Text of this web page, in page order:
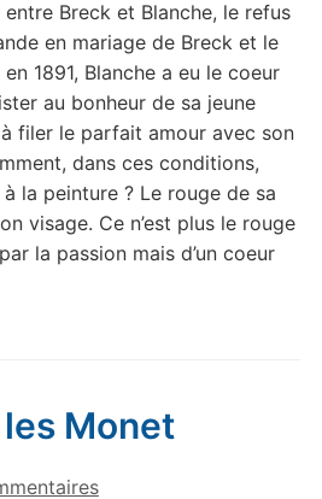
Breck et Blanche, le refus
en mariage de Breck et le
1891, Blanche a eu le coeur
au bonheur de sa jeune
filer le parfait amour avec son
dans ces conditions,
la peinture ? Le rouge de sa
visage. Ce n’est plus le rouge
la passion mais d’un coeur
Monet
sur